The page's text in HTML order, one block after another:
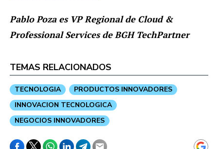
Pablo Poza es VP Regional de Cloud &
Professional Services de BGH TechPartner
TEMAS RELACIONADOS
TECNOLOGIA
PRODUCTOS INNOVADORES
INNOVACION TECNOLOGICA
NEGOCIOS INNOVADORES